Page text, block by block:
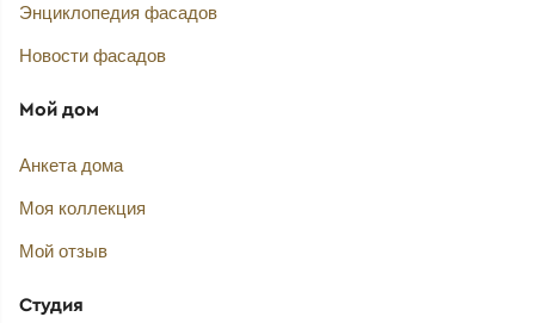
Энциклопедия фасадов
Новости фасадов
Мой дом
Анкета дома
Моя коллекция
Мой отзыв
Студия